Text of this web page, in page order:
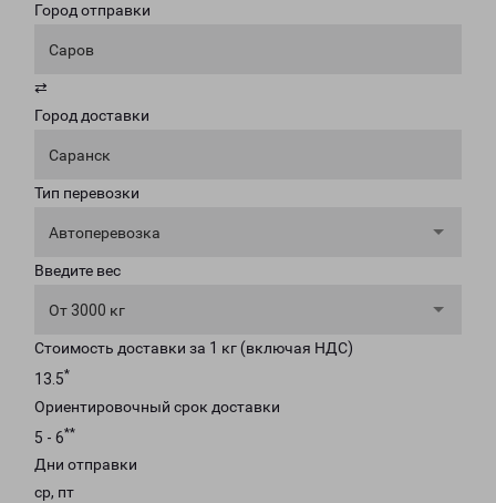
Город отправки
Саров
⇄
Город доставки
Саранск
Тип перевозки
Автоперевозка
Введите вес
От 3000 кг
Стоимость доставки за 1 кг (включая НДС)
13.5*
Ориентировочный срок доставки
5 - 6**
Дни отправки
ср, пт